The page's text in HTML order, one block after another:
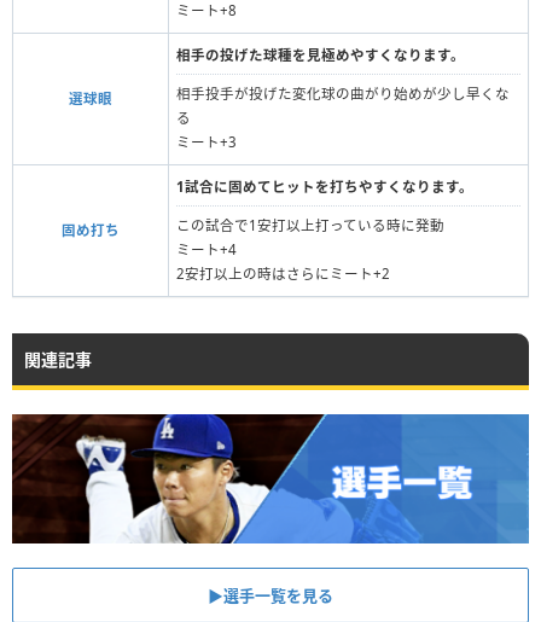
ミート+8
選球眼
相手の投げた球種を見極めやすくなります。
相手投手が投げた変化球の曲がり始めが少し早くな
る
ミート+3
固め打ち
1試合に固めてヒットを打ちやすくなります。
この試合で1安打以上打っている時に発動
ミート+4
2安打以上の時はさらにミート+2
関連記事
▶︎選手一覧を見る